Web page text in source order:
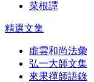
菜根譚
精選文集
虛雲和尚法彙
弘一大師文集
來果禪師語錄